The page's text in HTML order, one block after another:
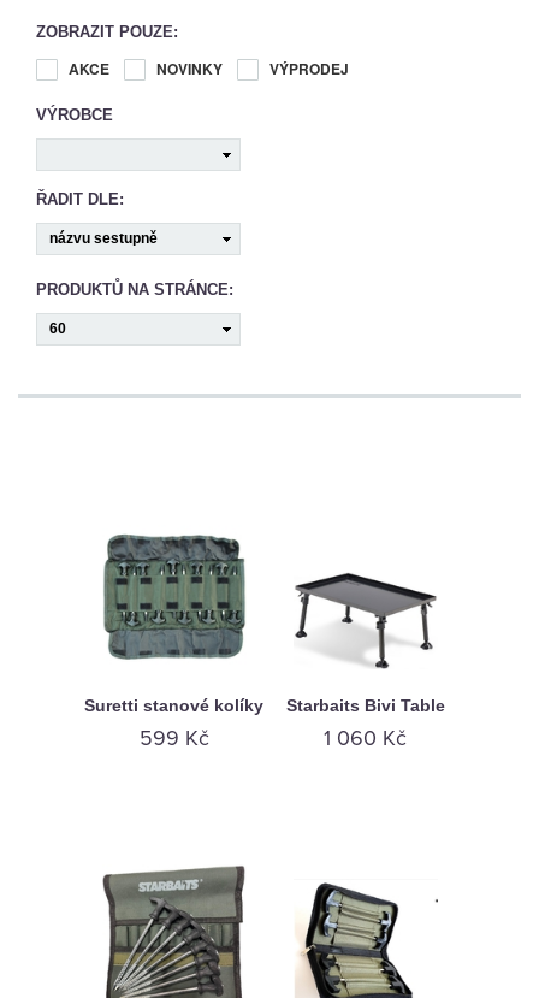
OBLEČENÍ
CAMPING
PÉČE
O
ÚLOVEK
TOP
OBCHODNÍ
PODMÍNKY
KAMENNÁ
PRODEJNA
ZOBRAZIT POUZE:
AKCE NOVINKY VÝPRODEJ
VÝROBCE
ŘADIT DLE:
PRODUKTŮ NA STRÁNCE:
Suretti stanové kolíky
599 Kč
Starbaits Bivi Table
1 060 Kč